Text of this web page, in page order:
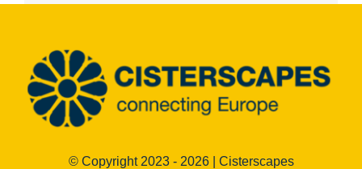
© Copyright 2023 - 2026 | Cisterscapes